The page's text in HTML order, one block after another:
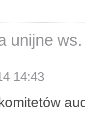
unijne
14:43